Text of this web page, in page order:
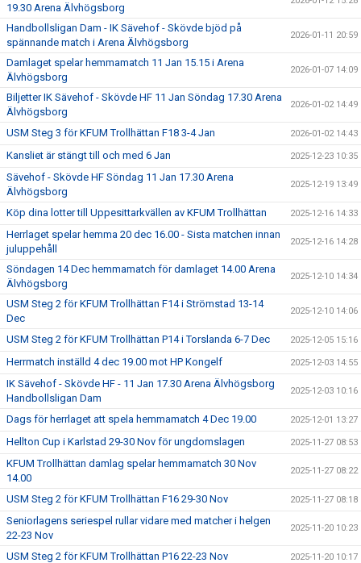
19.30 Arena Älvhögsborg
Handbollsligan Dam - IK Sävehof - Skövde bjöd på
spännande match i Arena Älvhögsborg
2026-01-11 20:59
Damlaget spelar hemmamatch 11 Jan 15.15 i Arena
Älvhögsborg
2026-01-07 14:09
Biljetter IK Sävehof - Skövde HF 11 Jan Söndag 17.30 Arena
Älvhögsborg
2026-01-02 14:49
USM Steg 3 för KFUM Trollhättan F18 3-4 Jan 2026-01-02 14:43
Kansliet är stängt till och med 6 Jan 2025-12-23 10:35
Sävehof - Skövde HF Söndag 11 Jan 17.30 Arena
Älvhögsborg
2025-12-19 13:49
Köp dina lotter till Uppesittarkvällen av KFUM Trollhättan 2025-12-16 14:33
Herrlaget spelar hemma 20 dec 16.00 - Sista matchen innan
juluppehåll
2025-12-16 14:28
Söndagen 14 Dec hemmamatch för damlaget 14.00 Arena
Älvhögsborg
2025-12-10 14:34
USM Steg 2 för KFUM Trollhättan F14 i Strömstad 13-14
Dec
2025-12-10 14:06
USM Steg 2 för KFUM Trollhättan P14 i Torslanda 6-7 Dec 2025-12-05 15:16
Herrmatch inställd 4 dec 19.00 mot HP Kongelf 2025-12-03 14:55
IK Sävehof - Skövde HF - 11 Jan 17.30 Arena Älvhögsborg
Handbollsligan Dam
2025-12-03 10:16
Dags för herrlaget att spela hemmamatch 4 Dec 19.00 2025-12-01 13:27
Hellton Cup i Karlstad 29-30 Nov för ungdomslagen 2025-11-27 08:53
KFUM Trollhättan damlag spelar hemmamatch 30 Nov
14.00
2025-11-27 08:22
USM Steg 2 för KFUM Trollhättan F16 29-30 Nov 2025-11-27 08:18
Seniorlagens seriespel rullar vidare med matcher i helgen
22-23 Nov
2025-11-20 10:23
USM Steg 2 för KFUM Trollhättan P16 22-23 Nov 2025-11-20 10:17